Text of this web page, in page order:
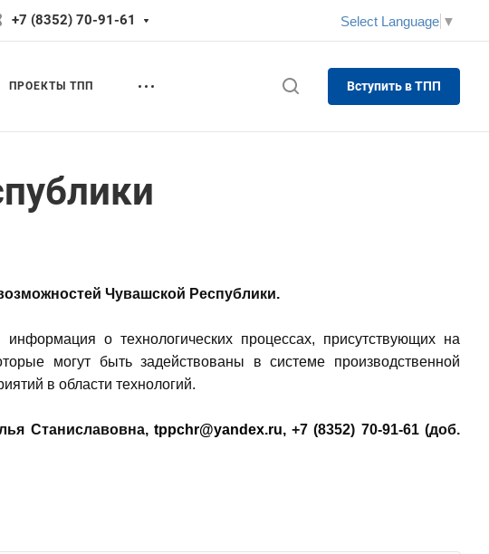
+7 (8352) 70-91-61 Select Language ▼
ПРОЕКТЫ ТПП Вступить в ТПП
Чувашской Республики.
информация о технологических процессах, присутствующих на
могут быть задействованы в системе производственной
в области технологий.
Станиславовна, tppchr@yandex.ru,+7 (8352) 70-91-61 (доб.